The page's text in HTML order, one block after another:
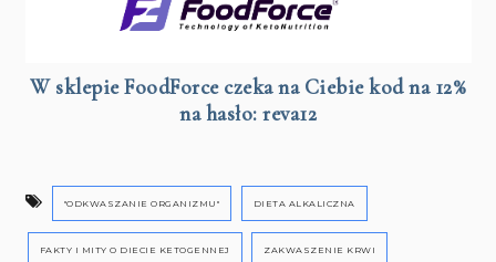
W sklepie FoodForce czeka na Ciebie kod na 12%
na hasło: reva12
"ODKWASZANIE ORGANIZMU" DIETA ALKALICZNA
FAKTY I MITY O DIECIE KETOGENNEJ ZAKWASZENIE KRWI